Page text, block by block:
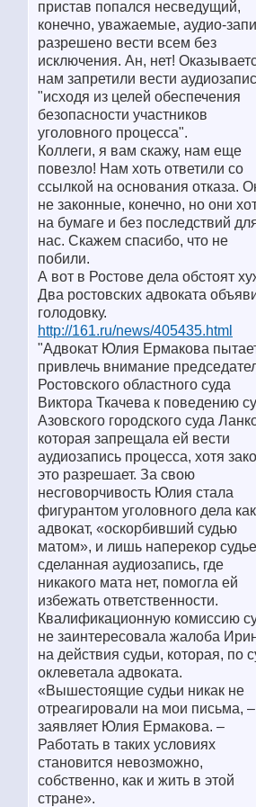
пристав попался несведущий,
конечно, уважаемые, аудио-
разрешено вести всем без
исключения. Ан, нет!
нам запретили вести
"исходя из целей обеспечения
безопасности участников
уголовного процесса".
Коллеги, я вам скажу, нам еще
повезло! Нам хоть ответили со
ссылкой на основания отказа.
не законные, конечно, но они
на бумаге и без последствий
нас. Скажем спасибо, что не
побили.
А вот в Ростове дела обстоят
Два ростовских адвоката
голодовку.
http://161.ru/news/405435.html
"Адвокат Юлия Ермакова
привлечь внимание
Ростовского областного суда
Виктора Ткачева к поведению
Азовского городского суда
которая запрещала ей вести
аудиозапись процесса, хотя
это разрешает. За свою
несговорчивость Юлия стала
фигурантом уголовного дела как
адвокат, «оскорбивший судью
матом», и лишь наперекор судье
сделанная аудиозапись, где
никакого мата нет, помогла ей
избежать ответственности.
Квалификационную комиссию
не заинтересовала жалоба
на действия судьи, которая, по
оклеветала адвоката.
«Вышестоящие судьи никак не
отреагировали на мои письма, –
заявляет Юлия Ермакова. –
Работать в таких условиях
становится невозможно,
собственно, как и жить в этой
стране».